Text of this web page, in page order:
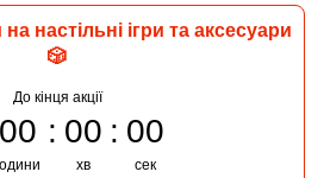
настільні ігри та аксесуари
🎲
До кінця акції
00 00
хв
00
сек